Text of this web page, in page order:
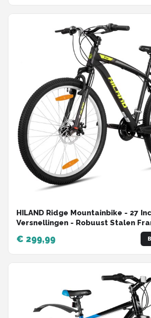
HILAND Ridge Mountainbike - 27
Versnellingen - Robuust Stalen
Schijfremmen - MTB voor Heren &
€ 299,99